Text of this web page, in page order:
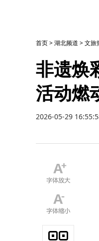
首页>湖北频道 >文旅
非遗焕
活动燃
2026-05-29